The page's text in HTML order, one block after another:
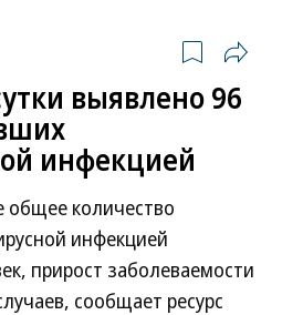
выявлено 96
инфекцией
общее количество
инфекцией
прирост заболеваемости
сообщает ресурс